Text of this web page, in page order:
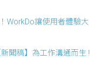
WorkDo讓使用者體驗大
新聞稿】為工作溝通而生 !